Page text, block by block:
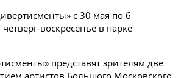
с 30 мая по 6
воскресенье в парке
представят зрителям две
артистов Большого Московского